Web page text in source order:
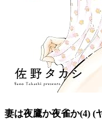
妻は夜鷹か夜雀か(4) (